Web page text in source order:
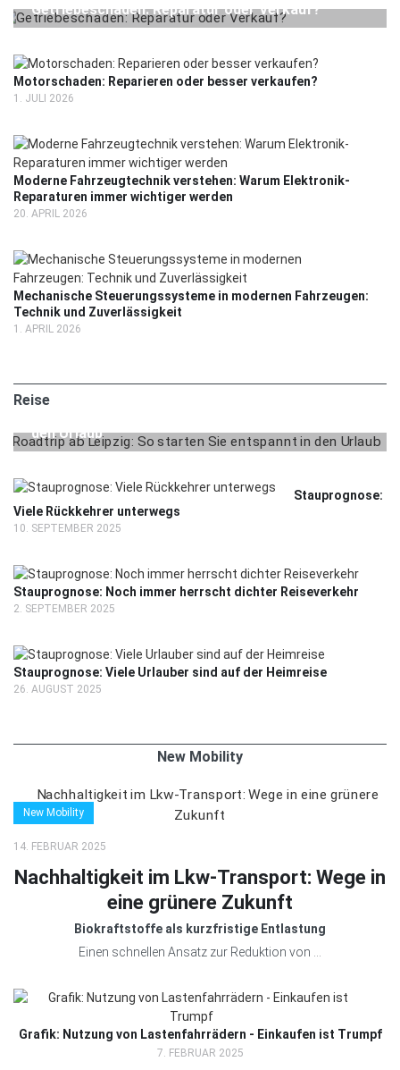
Getriebeschaden: Reparatur oder Verkauf?
Motorschaden: Reparieren oder besser verkaufen?
1. JULI 2026
Moderne Fahrzeugtechnik verstehen: Warum Elektronik-
Reparaturen immer wichtiger werden
20. APRIL 2026
Mechanische Steuerungssysteme in modernen Fahrzeugen:
Technik und Zuverlässigkeit
1. APRIL 2026
Reise
REISE 2. MAI 2025
den Urlaub
Stauprognose:
Viele Rückkehrer unterwegs
10. SEPTEMBER 2025
Stauprognose: Noch immer herrscht dichter Reiseverkehr
2. SEPTEMBER 2025
Stauprognose: Viele Urlauber sind auf der Heimreise
26. AUGUST 2025
New Mobility
New Mobility
14. FEBRUAR 2025
Nachhaltigkeit im Lkw-Transport: Wege in
eine grünere Zukunft
Biokraftstoffe als kurzfristige Entlastung
Einen schnellen Ansatz zur Reduktion von ...
Grafik: Nutzung von Lastenfahrrädern - Einkaufen ist Trumpf
7. FEBRUAR 2025